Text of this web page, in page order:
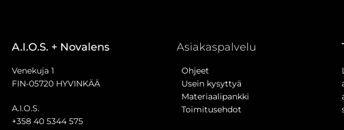
A.I.O.S. + Novalens
Venekuja 1
FIN-05720 HYVINKÄÄ
A.I.O.S.
+358 40 5344 575
Asiakaspalvelu
Ohjeet
Usein kysyttyä
Materiaalipankki
Toimitusehdot